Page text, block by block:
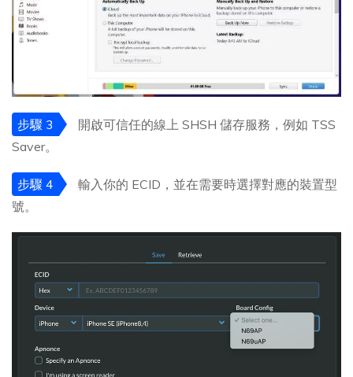
步驟 3
開啟可信任的線上 SHSH 儲存服務，例如 TSS
Saver。
步驟 4
輸入你的 ECID，並在需要時選擇對應的裝置型
號。